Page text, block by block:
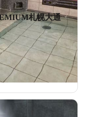
札幌大通